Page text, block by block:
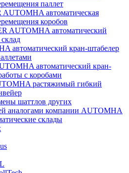
паллет
автоматическая
коробов
AUTOMHA автоматический
автоматический кран-штабелер
автоматический кран-
с коробами
растяжимый гибкий
шаттлов других
аналогами компании AUTOMHA
склады